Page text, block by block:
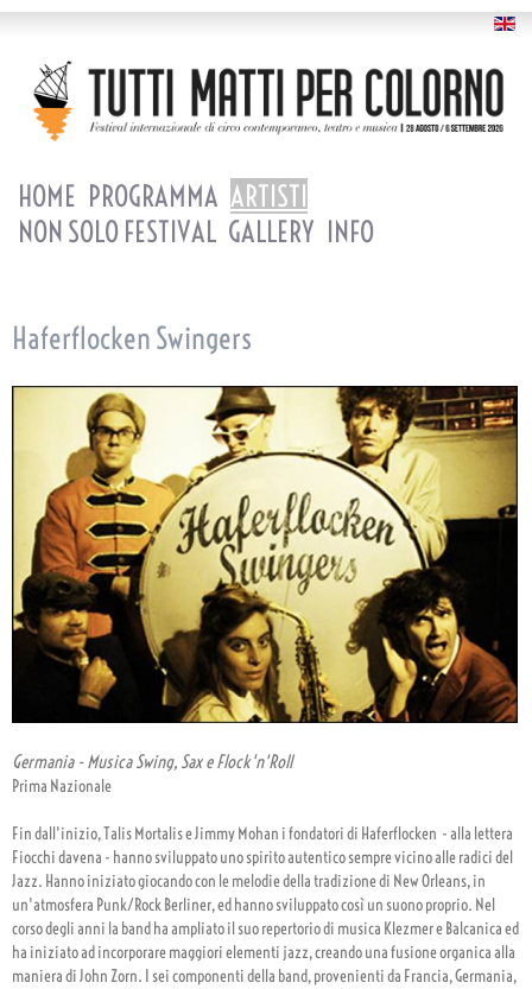
HOME PROGRAMMA ARTISTI
NON SOLO FESTIVAL GALLERY INFO
Haferflocken Swingers
Germania - Musica Swing, Sax e Flock'n'Roll
Prima Nazionale
Fin dall'inizio, Talis Mortalis e Jimmy Mohan i fondatori di Haferflocken  - alla lettera
Fiocchi davena - hanno sviluppato uno spirito autentico sempre vicino alle radici del
Jazz. Hanno iniziato giocando con le melodie della tradizione di New Orleans, in
un'atmosfera Punk/Rock Berliner, ed hanno sviluppato così un suono proprio. Nel
corso degli anni la band ha ampliato il suo repertorio di musica Klezmer e Balcanica ed
ha iniziato ad incorporare maggiori elementi jazz, creando una fusione organica alla
maniera di John Zorn. I sei componenti della band, provenienti da Francia, Germania,